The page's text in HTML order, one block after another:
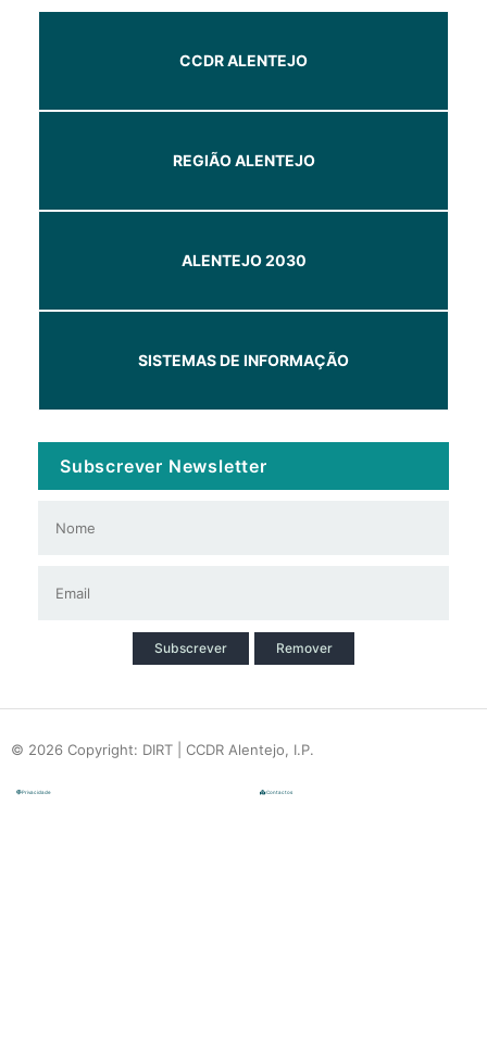
CCDR ALENTEJO
REGIÃO ALENTEJO
ALENTEJO 2030
SISTEMAS DE INFORMAÇÃO
Subscrever Newsletter
Subscrever Remover
© 2026 Copyright: DIRT | CCDR Alentejo, I.P.
Contactos
Privacidade